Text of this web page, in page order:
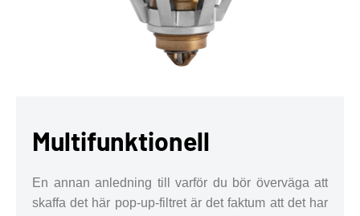
Multifunktionell
En annan anledning till varför du bör överväga att
skaffa det här pop-up-filtret är det faktum att det har